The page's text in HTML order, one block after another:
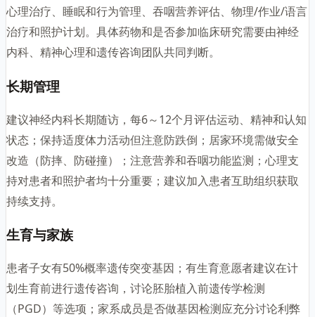
心理治疗、睡眠和行为管理、吞咽营养评估、物理/作业/语言
治疗和照护计划。具体药物和是否参加临床研究需要由神经
内科、精神心理和遗传咨询团队共同判断。
长期管理
建议神经内科长期随访，每6～12个月评估运动、精神和认知
状态；保持适度体力活动但注意防跌倒；居家环境需做安全
改造（防摔、防碰撞）；注意营养和吞咽功能监测；心理支
持对患者和照护者均十分重要；建议加入患者互助组织获取
持续支持。
生育与家族
患者子女有50%概率遗传突变基因；有生育意愿者建议在计
划生育前进行遗传咨询，讨论胚胎植入前遗传学检测
（PGD）等选项；家系成员是否做基因检测应充分讨论利弊